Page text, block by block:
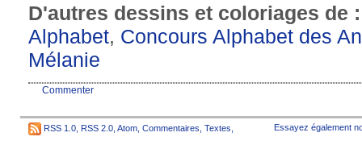
D'autres dessins et coloriages de
Alphabet, Concours Alphabet des
Mélanie
Commenter
RSS 1.0 RSS 2.0 Atom Commentaires Textes Essayez également